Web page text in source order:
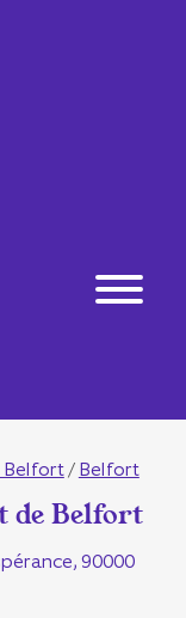
Belfort/Belfort
de Belfort
90000